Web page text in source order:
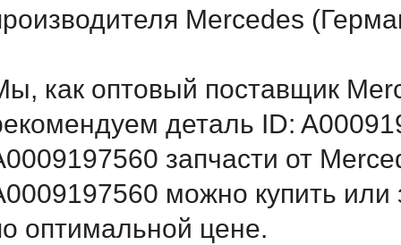
Mercedes
как оптовый поставщик
деталь ID:
запчасти от
можно купить или
оптимальной цене.